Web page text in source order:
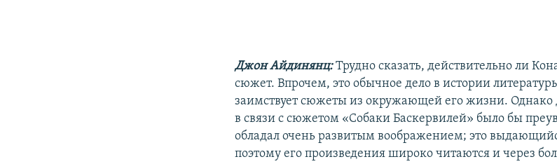
Джон Айдинянц:Трудно сказать, действительно ли
сюжет. Впрочем, это обычное дело в истории
заимствует сюжеты из окружающей его жизни. Однако
в связи с сюжетом «Собаки Баскервилей» было бы
обладал очень развитым воображением; это
поэтому его произведения широко читаются и через